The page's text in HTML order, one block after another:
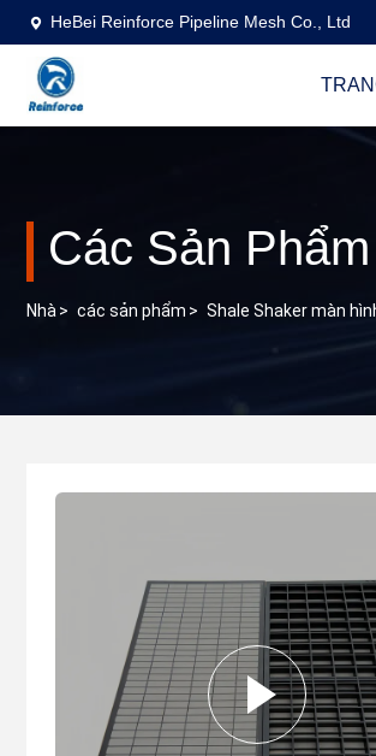
HeBei Reinforce Pipeline Mesh Co., Ltd
Các Sản Phẩm
Nhà> các sản phẩm > Shale Shaker màn